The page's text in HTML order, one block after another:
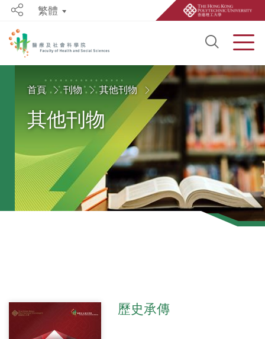
Open
Share繁體
首頁 刊物 其他刊物
其他刊物
歷史承傳